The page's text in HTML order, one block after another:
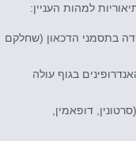
למהות העניין:
בתסמני הדכאון (שחלקם
בגוף עולה
דופאמין,